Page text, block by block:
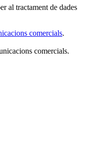
al tractament de dades
comercials.
comercials.